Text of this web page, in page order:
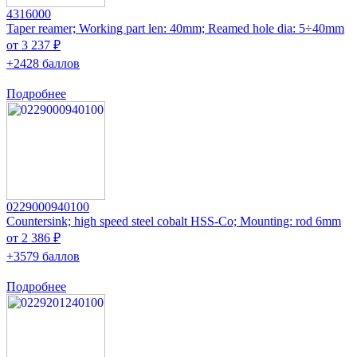
4316000
Taper reamer; Working part len: 40mm; Reamed hole dia: 5÷40mm
от 3 237 ₽
+2428 баллов
Подробнее
0229000940100
Countersink; high speed steel cobalt HSS-Co; Mounting: rod 6mm
от 2 386 ₽
+3579 баллов
Подробнее